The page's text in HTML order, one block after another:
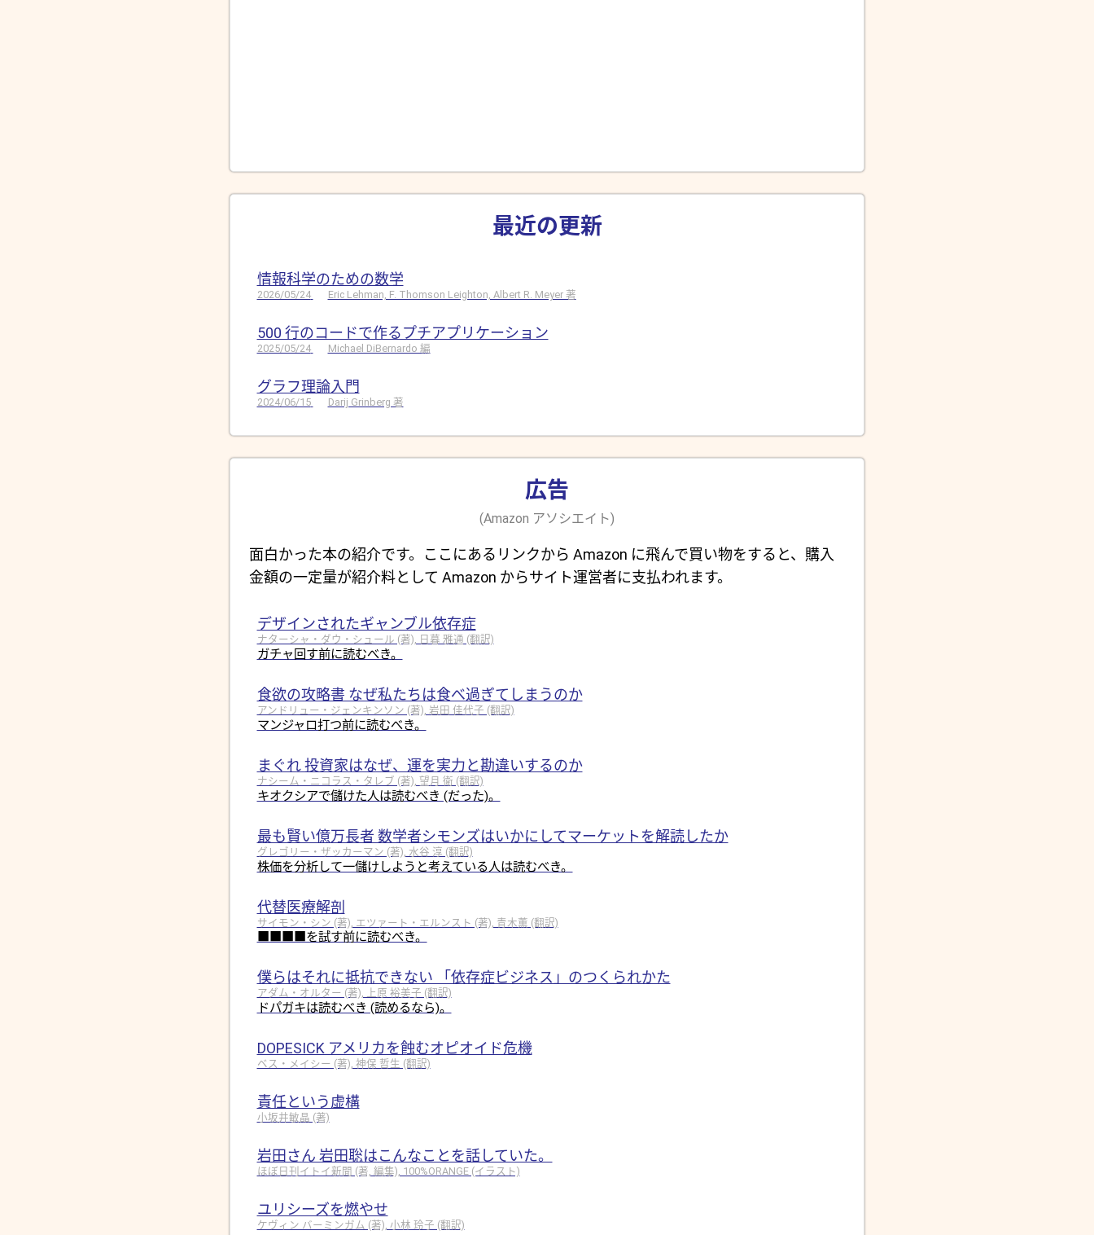
最近の更新
情報科学のための数学
2026/05/24 Eric Lehman, F. Thomson Leighton, Albert R. Meyer 著
500 行のコードで作るプチアプリケーション
2025/05/24 Michael DiBernardo 編
グラフ理論入門
2024/06/15 Darij Grinberg 著
広告
(Amazon アソシエイト)
面白かった本の紹介です。ここにあるリンクから Amazon に飛んで買い物をすると、購入
金額の一定量が紹介料として Amazon からサイト運営者に支払われます。
デザインされたギャンブル依存症
ナターシャ・ダウ・シュール (著), 日暮 雅通 (翻訳)
ガチャ回す前に読むべき。
食欲の攻略書 なぜ私たちは食べ過ぎてしまうのか
アンドリュー・ジェンキンソン (著), 岩田 佳代子 (翻訳)
マンジャロ打つ前に読むべき。
まぐれ 投資家はなぜ、運を実力と勘違いするのか
ナシーム・ニコラス・タレブ (著), 望月 衛 (翻訳)
キオクシアで儲けた人は読むべき (だった)。
最も賢い億万長者 数学者シモンズはいかにしてマーケットを解読したか
グレゴリー・ザッカーマン (著), 水谷 淳 (翻訳)
株価を分析して一儲けしようと考えている人は読むべき。
代替医療解剖
サイモン・シン (著), エツァート・エルンスト (著), 青木薫 (翻訳)
■■■■を試す前に読むべき。
僕らはそれに抵抗できない 「依存症ビジネス」のつくられかた
アダム・オルター (著), 上原 裕美子 (翻訳)
ドパガキは読むべき (読めるなら)。
DOPESICK アメリカを蝕むオピオイド危機
ベス・メイシー (著), 神保 哲生 (翻訳)
責任という虚構
小坂井敏晶 (著)
岩田さん 岩田聡はこんなことを話していた。
ほぼ日刊イトイ新聞 (著, 編集), 100%ORANGE (イラスト)
ユリシーズを燃やせ
ケヴィン バーミンガム (著), 小林 玲子 (翻訳)